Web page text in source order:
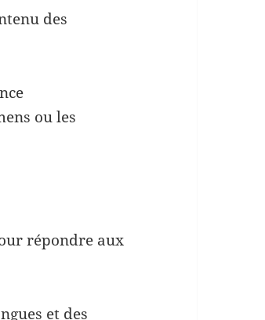
des
ou les
répondre aux
et des